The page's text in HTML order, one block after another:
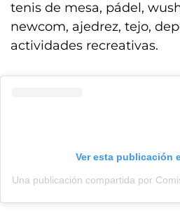
tenis de mesa, pádel,
newcom, ajedrez, tejo,
actividades recreativas.
Ver esta publicación